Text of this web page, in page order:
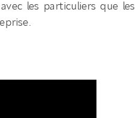
les particuliers que les